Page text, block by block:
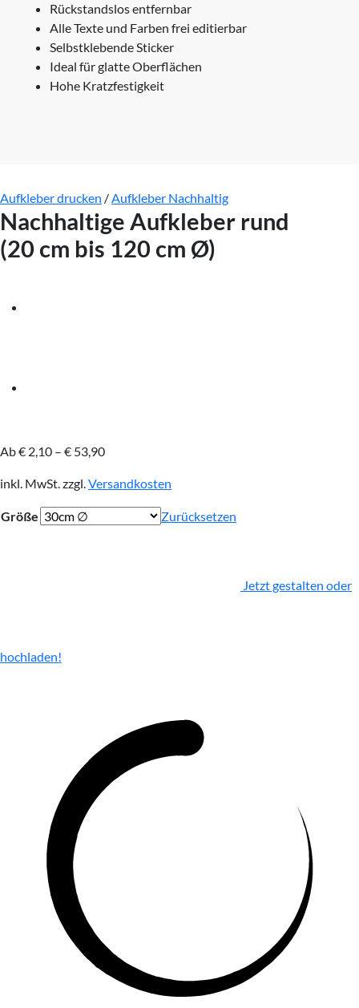
Rückstandslos entfernbar
Alle Texte und Farben frei editierbar
Selbstklebende Sticker
Ideal für glatte Oberflächen
Hohe Kratzfestigkeit
Aufkleber drucken /Aufkleber Nachhaltig
Nachhaltige Aufkleber rund
(20 cm bis 120 cm Ø)
Ab€ 2,10 – € 53,90
inkl. MwSt.zzgl.Versandkosten
Größe Zurücksetzen
Jetzt gestalten oder
hochladen!